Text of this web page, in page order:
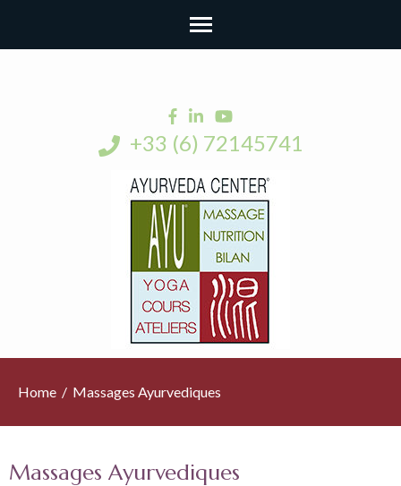
+33 (6) 72145741
Home / Massages Ayurvediques
Massages Ayurvediques